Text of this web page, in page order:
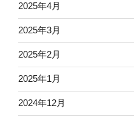
2025年4月
2025年3月
2025年2月
2025年1月
2024年12月